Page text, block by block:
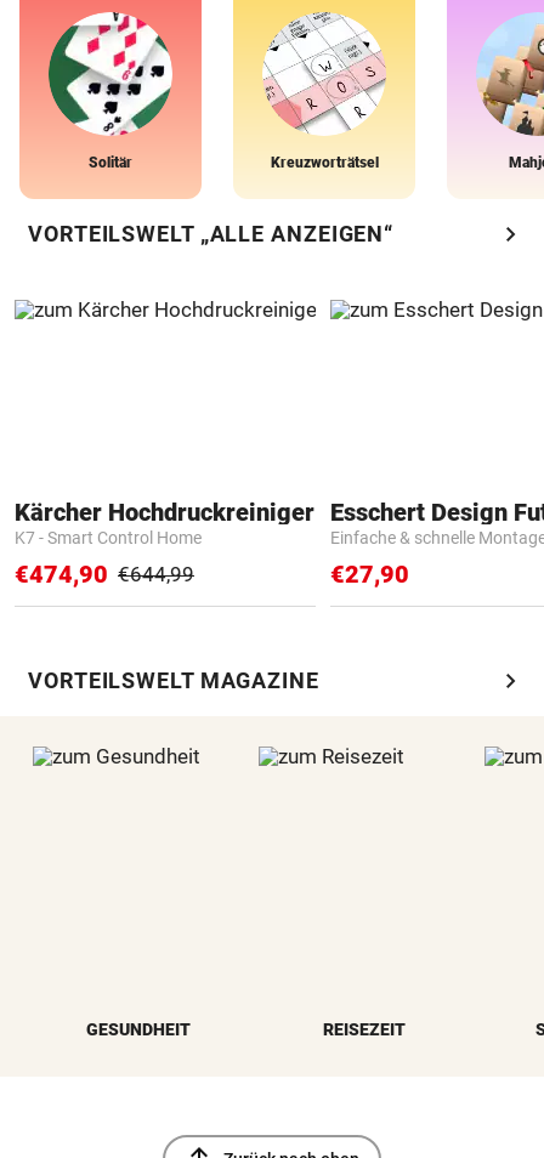
Solitär Kreuzworträtsel
VORTEILSWELT „ALLE ANZEIGEN“ chevron_right
Kärcher Hochdruckreiniger
K7 - Smart Control Home
€474,90 €644,99
Einfache & schnelle
€27,90
VORTEILSWELT MAGAZINE chevron_right
GESUNDHEIT REISEZEIT